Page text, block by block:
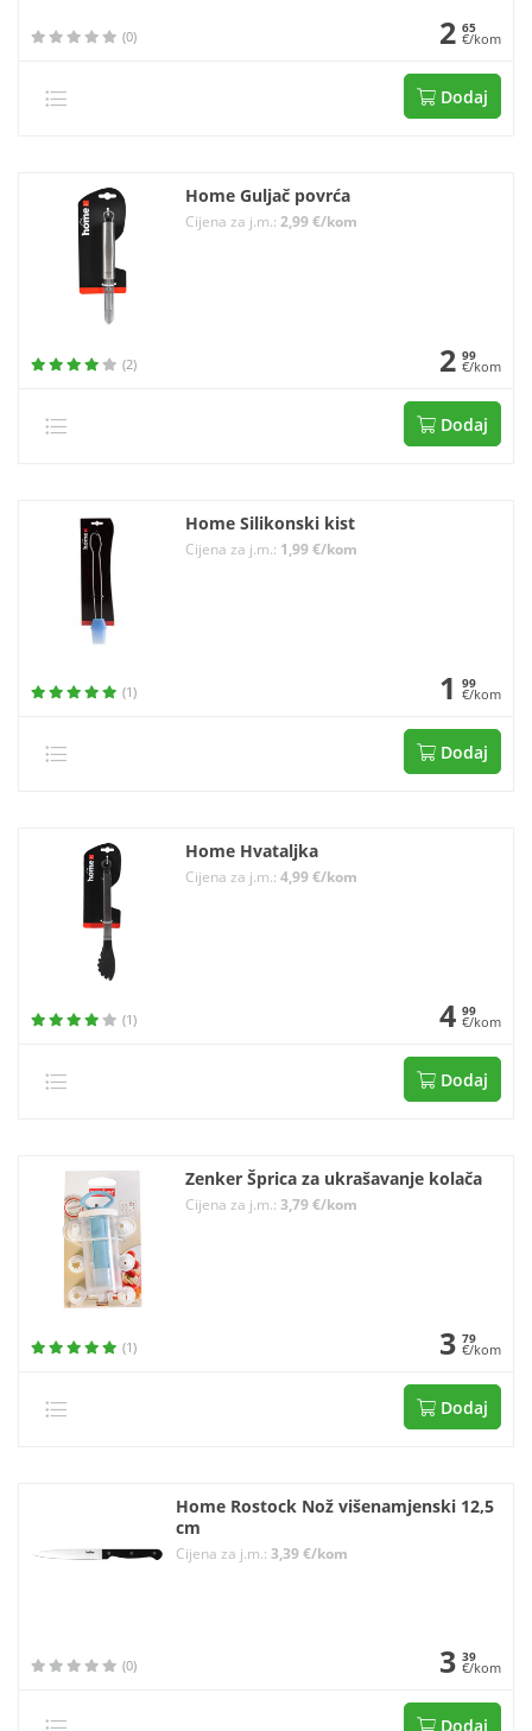
(0) 2 65
€/kom
Dodaj
Home Guljač povrća
Cijena za j.m.: 2,99 €/kom
(2) 2 99
€/kom
Dodaj
Home Silikonski kist
Cijena za j.m.: 1,99 €/kom
(1) 1 99
€/kom
Dodaj
Home Hvataljka
Cijena za j.m.: 4,99 €/kom
(1) 4 99
€/kom
Dodaj
Zenker Šprica za ukrašavanje kolača
Cijena za j.m.: 3,79 €/kom
(1) 3 79
€/kom
Dodaj
Home Rostock Nož višenamjenski 12,5
cm
Cijena za j.m.:3,39 €/kom
(0) 3 39
€/kom
Dodaj